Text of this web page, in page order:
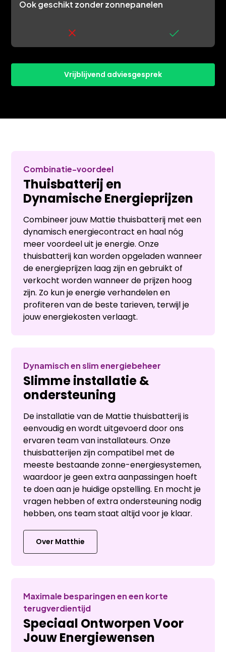
Ook geschikt zonder zonnepanelen
Vrijblijvend adviesgesprek
Combinatie-voordeel
Thuisbatterij en
Dynamische Energieprijzen
Combineer jouw Mattie thuisbatterij met een
dynamisch energiecontract en haal nóg
meer voordeel uit je energie. Onze
thuisbatterij kan worden opgeladen wanneer
de energieprijzen laag zijn en gebruikt of
verkocht worden wanneer de prijzen hoog
zijn. Zo kun je energie verhandelen en
profiteren van de beste tarieven, terwijl je
jouw energiekosten verlaagt.
Dynamisch en slim energiebeheer
Slimme installatie &
ondersteuning
De installatie van de Mattie thuisbatterij is
eenvoudig en wordt uitgevoerd door ons
ervaren team van installateurs. Onze
thuisbatterijen zijn compatibel met de
meeste bestaande zonne-energiesystemen,
waardoor je geen extra aanpassingen hoeft
te doen aan je huidige opstelling. En mocht je
vragen hebben of extra ondersteuning nodig
hebben, ons team staat altijd voor je klaar.
Over Matthie
Maximale besparingen en een korte
terugverdientijd
Speciaal Ontworpen Voor
Jouw Energiewensen